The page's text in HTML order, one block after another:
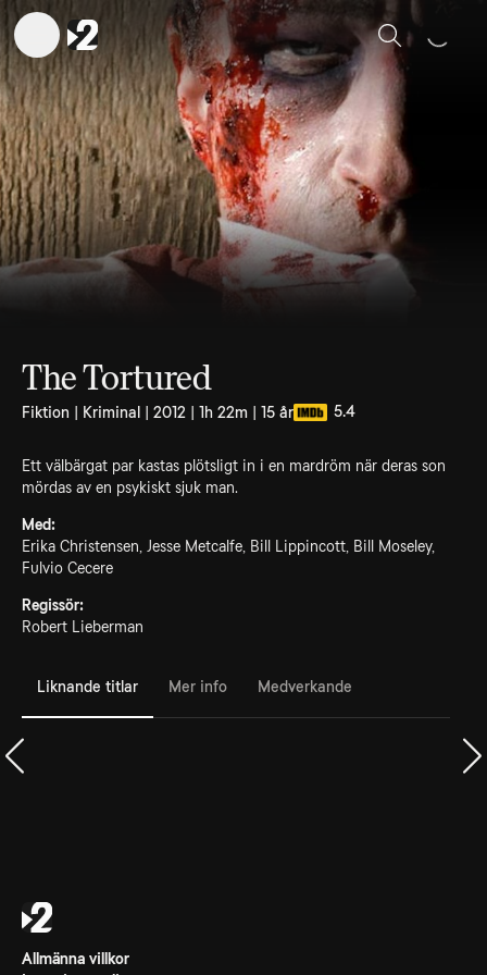
Sök
The Tortured
Fiktion | Kriminal | 2012 | 1h 22m | 15 år 5.4
Ett välbärgat par kastas plötsligt in i en mardröm när deras son
mördas av en psykiskt sjuk man.
Med:
Erika Christensen, Jesse Metcalfe, Bill Lippincott, Bill Moseley,
Fulvio Cecere
Regissör:
Robert Lieberman
Liknande titlar Mer info Medverkande
Allmänna villkor